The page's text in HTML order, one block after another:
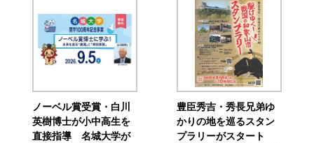
ノーベル賞受賞・白川
英樹博士が小中高生を
直接指導 名城大学が
豊臣秀吉・秀長兄弟ゆ
かりの地を巡るスタン
プラリーがスタート